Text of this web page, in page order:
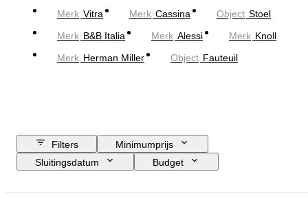
Merk Vitra Merk Cassina Object Stoel
Merk B&B Italia Merk Alessi Merk Knoll
Merk Herman Miller Object Fauteuil
Filters
Minimumprijs
Sluitingsdatum
Budget